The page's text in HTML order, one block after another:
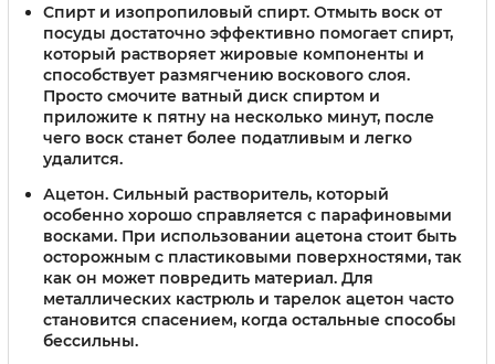
Спирт и изопропиловый спирт. Отмыть воск от
посуды достаточно эффективно помогает спирт,
который растворяет жировые компоненты и
способствует размягчению воскового слоя.
Просто смочите ватный диск спиртом и
приложите к пятну на несколько минут, после
чего воск станет более податливым и легко
удалится.
Ацетон. Сильный растворитель, который
особенно хорошо справляется с парафиновыми
восками. При использовании ацетона стоит быть
осторожным с пластиковыми поверхностями, так
как он может повредить материал. Для
металлических кастрюль и тарелок ацетон часто
становится спасением, когда остальные способы
бессильны.